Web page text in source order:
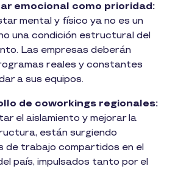
emocional como prioridad:
mental y físico ya no es un
una condición estructural del
Las empresas deberán
reales y constantes
a sus equipos.
de coworkings regionales:
el aislamiento y mejorar la
están surgiendo
de trabajo compartidos en el
país, impulsados tanto por el